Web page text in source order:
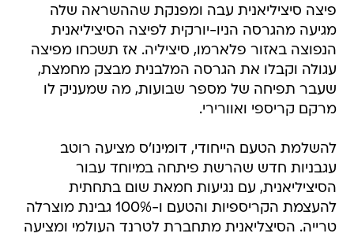
פיצה סיציליאנית עבה ומפנקת שההשראה שלה
מגיעה מהגרסה הניו-יורקית לפיצה הסיציליאנית
הנפוצה באזור פלארמו, סיציליה. אז תשכחו מפיצה
עגולה וקבלו את הגרסה המלבנית מבצק מחמצת,
שעבר תפיחה של מספר שבועות, מה שמעניק לו
מרקם קריספי ואוורירי.
להשלמת הטעם הייחודי, דומינו'ס מציעה רוטב
עגבניות חדש שהרשת פיתחה במיוחד עבור
הסיציליאנית, עם נגיעות חמאת שום בתחתית
להעצמת הקריספיות והטעם ו-100% גבינת מוצרלה
טרייה. הסיצליאנית מתחברת לטרנד העולמי ומציעה